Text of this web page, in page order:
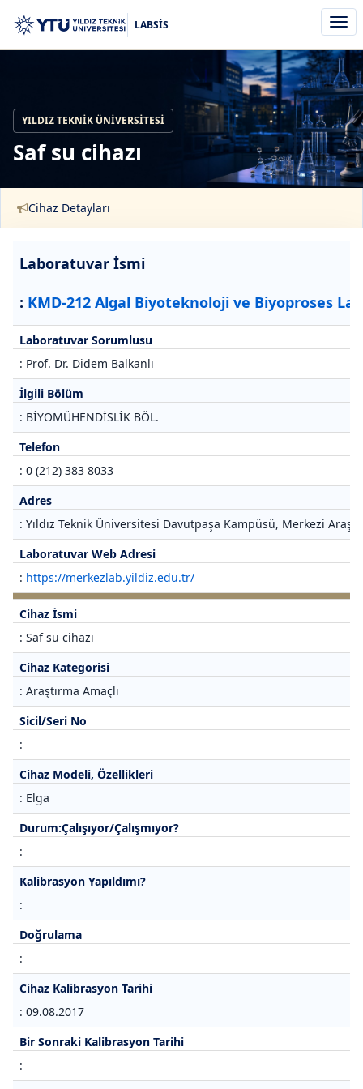
aç/
LABSİS
YILDIZ TEKNIK ÜNIVERSITESI
Saf su cihazı
Cihaz Detayları
Laboratuvar İsmi
: KMD-212 Algal Biyoteknoloji ve Biyoproses
Laboratuvar Sorumlusu
: Prof. Dr. Didem Balkanlı
İlgili Bölüm
: BİYOMÜHENDİSLİK BÖL.
Telefon
: 0 (212) 383 8033
Adres
: Yıldız Teknik Üniversitesi Davutpaşa Kampüsü, Merkezi
Laboratuvar Web Adresi
: https://merkezlab.yildiz.edu.tr/
Cihaz İsmi
: Saf su cihazı
Cihaz Kategorisi
: Araştırma Amaçlı
Sicil/Seri No
:
Cihaz Modeli, Özellikleri
: Elga
Durum:Çalışıyor/Çalışmıyor?
:
Kalibrasyon Yapıldımı?
:
Doğrulama
:
Cihaz Kalibrasyon Tarihi
: 09.08.2017
Bir Sonraki Kalibrasyon Tarihi
: